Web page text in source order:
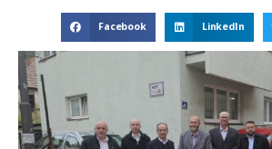
Facebook LinkedIn